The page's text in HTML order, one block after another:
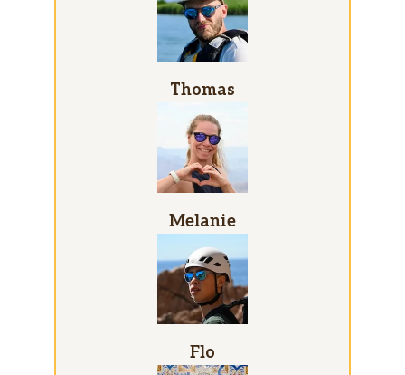
Thomas
Melanie
Flo